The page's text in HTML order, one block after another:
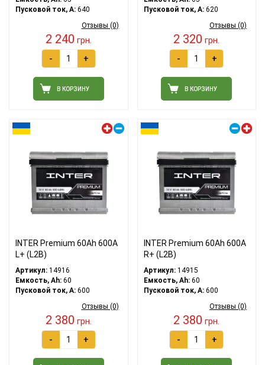
Пусковой ток, A: 640
Отзывы (0)
2 240 грн.
- +
В КОРЗИНУ
Пусковой ток, A:620
Отзывы (0)
2 320 грн.
- +
В КОРЗИНУ
INTER Premium 60Ah 600A
L+ (L2B)
Артикул: 14916
Емкость, Ah: 60
Пусковой ток, A: 600
Отзывы (0)
2 380 грн.
- +
INTER Premium 60Ah 600A
R+ (L2B)
Артикул:14915
Емкость, Ah:60
Пусковой ток, A:600
Отзывы (0)
2 380 грн.
- +